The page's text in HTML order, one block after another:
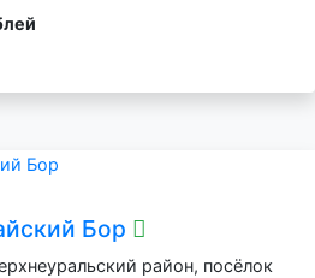
Бор
район, посёлок